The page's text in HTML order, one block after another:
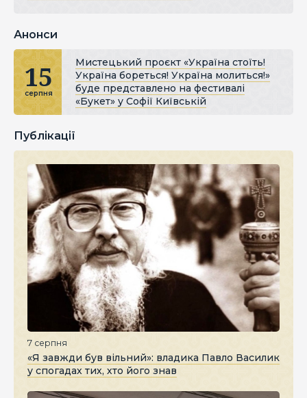
Анонси
15
серпня
Мистецький проєкт «Україна стоїть!
Україна бореться! Україна молиться!»
буде представлено на фестивалі
«Букет» у Софії Київській
Публікації
7 серпня
«Я завжди був вільний»: владика Павло Василик
у спогадах тих, хто його знав